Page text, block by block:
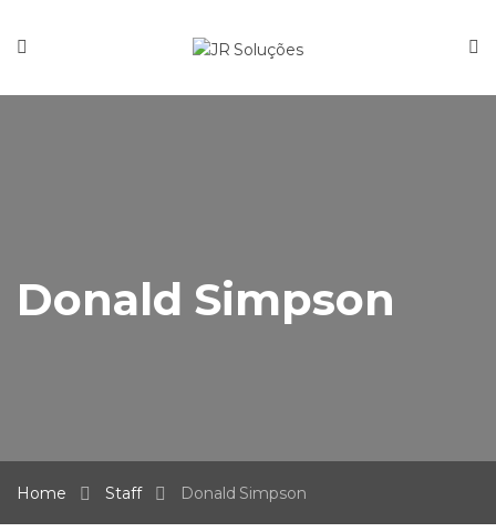
Donald Simpson
Home Staff Donald Simpson